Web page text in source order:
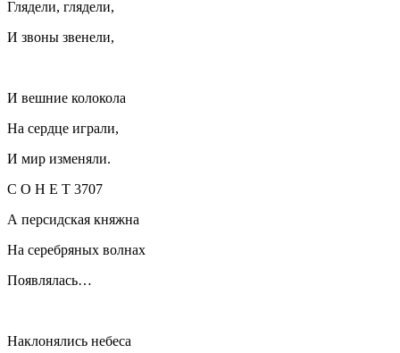
Глядели, глядели,
И звоны звенели,
И вешние колокола
На сердце играли,
И мир изменяли.
С О Н Е Т 3707
А персидская княжна
На серебряных волнах
Появлялась…
Наклонялись небеса